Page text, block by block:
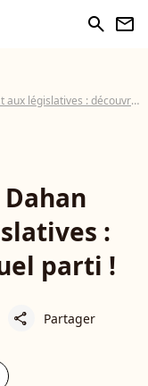
search newsletter
: découvrez pour quel parti !
:
parti !
share Partager